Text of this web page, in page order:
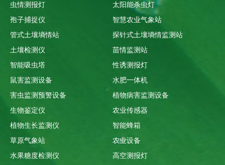
虫情测报灯
太阳能杀虫灯
孢子捕捉仪
智慧农业气象站
管式土壤墒情站
探针式土壤墒情监测站
土壤检测仪
苗情监测站
智能吸虫塔
性诱测报灯
鼠害监测设备
水肥一体机
害虫监测预警设备
植物病害监测设备
生物鉴定仪
农业传感器
植物生长监测仪
智能蜂箱
草原气象站
农业设备
水果糖度检测仪
高空测报灯